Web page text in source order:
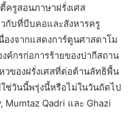
รูสอนภาษาฝรั่งเศส
กับที่บีบคอและสังหารครู
องจากแสดงการ์ตูนศาสดาโม
ค์กรก่อการร้ายของปากีสถาน
วของฝรั่งเศสที่ต่อต้านลัทธิพื้น
ช่วันนี้พรุ่งนี้หรือไม่ในวันถัดไป
Mumtaz Qadri และ Ghazi